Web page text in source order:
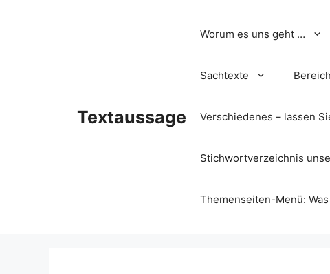
Textaussage
Worum es uns geht …
Sachtexte
Verschiedenes – lassen
Stichwortverzeichnis
Themenseiten-Menü: